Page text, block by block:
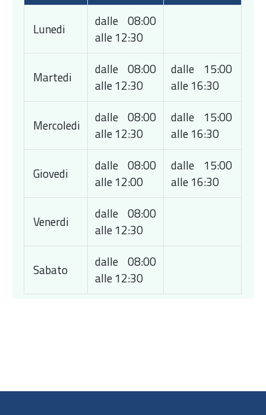
Lunedi
dalle 08:00
alle 12:30
Martedi
dalle 08:00
alle 12:30
dalle 15:00
alle 16:30
Mercoledi
dalle 08:00
alle 12:30
dalle 15:00
alle 16:30
Giovedi
dalle 08:00
alle 12:00
dalle 15:00
alle 16:30
Venerdi
dalle 08:00
alle 12:30
Sabato
dalle 08:00
alle 12:30